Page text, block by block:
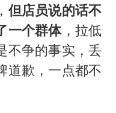
但店员说的话不
一个群体，拉低
不争的事实，丢
道歉，一点都不